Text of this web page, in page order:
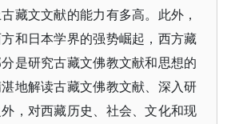
藏文文献的能力有多高。此外，
和日本学界的强势崛起，西方藏
是研究古藏文佛教文献和思想的
地解读古藏文佛教文献、深入研
，对西藏历史、社会、文化和现